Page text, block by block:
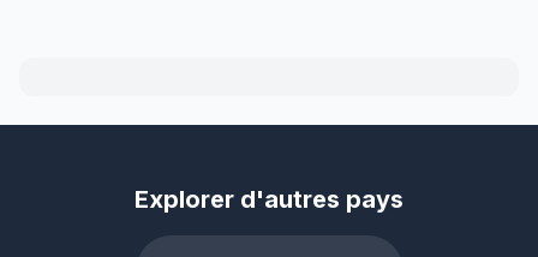
Explorer d'autres pays